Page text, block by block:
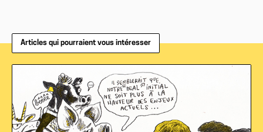
Articles qui pourraient vous intéresser